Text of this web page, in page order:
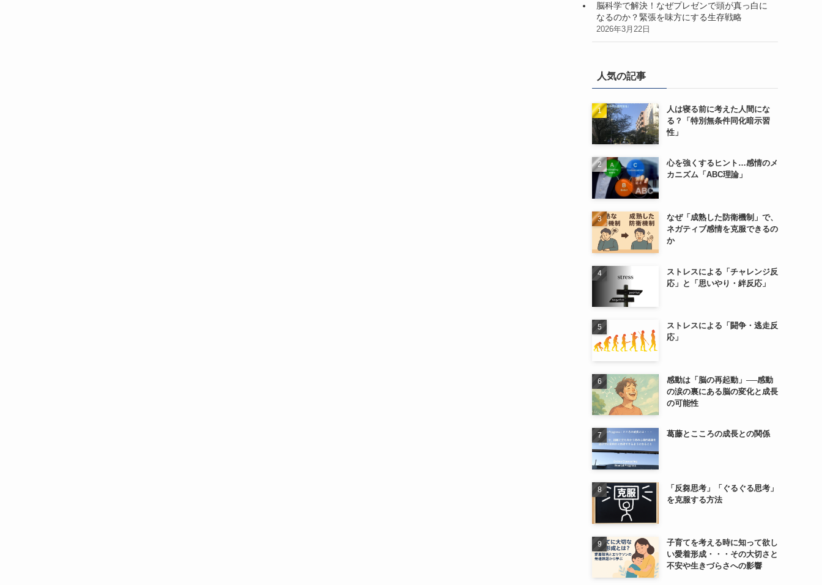
脳科学で解決！なぜプレゼンで頭が真っ白に
なるのか？緊張を味方にする生存戦略
2026年3月22日
人気の記事
人は寝る前に考えた人間にな
る？「特別無条件同化暗示習
性」
心を強くするヒント…感情のメ
カニズム「ABC理論」
なぜ「成熟した防衛機制」で、
ネガティブ感情を克服できるの
か
ストレスによる「チャレンジ反
応」と「思いやり・絆反応」
ストレスによる「闘争・逃走反
応」
感動は「脳の再起動」──感動
の涙の裏にある脳の変化と成長
の可能性
葛藤とこころの成長との関係
「反芻思考」「ぐるぐる思考」
を克服する方法
子育てを考える時に知って欲し
い愛着形成・・・その大切さと
不安や生きづらさへの影響